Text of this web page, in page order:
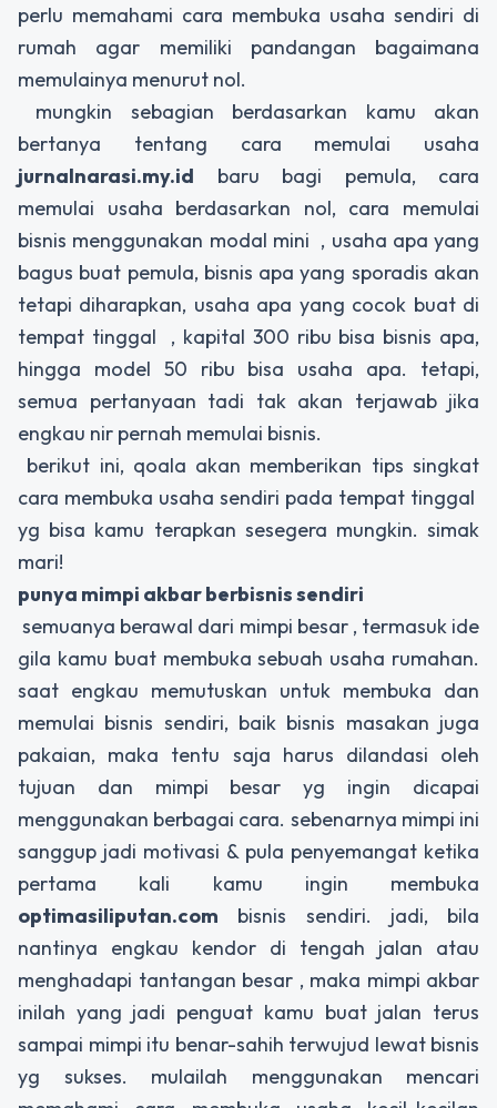
perlu memahami cara membuka usaha sendiri di
rumah agar memiliki pandangan bagaimana
memulainya menurut nol.
mungkin sebagian berdasarkan kamu akan
bertanya tentang cara memulai usaha
jurnalnarasi.my.id baru bagi pemula, cara
memulai usaha berdasarkan nol, cara memulai
bisnis menggunakan modal mini , usaha apa yang
bagus buat pemula, bisnis apa yang sporadis akan
tetapi diharapkan, usaha apa yang cocok buat di
tempat tinggal , kapital 300 ribu bisa bisnis apa,
hingga model 50 ribu bisa usaha apa. tetapi,
semua pertanyaan tadi tak akan terjawab jika
engkau nir pernah memulai bisnis.
berikut ini, qoala akan memberikan tips singkat
cara membuka usaha sendiri pada tempat tinggal
yg bisa kamu terapkan sesegera mungkin. simak
mari!
punya mimpi akbar berbisnis sendiri
semuanya berawal dari mimpi besar , termasuk ide
gila kamu buat membuka sebuah usaha rumahan.
saat engkau memutuskan untuk membuka dan
memulai bisnis sendiri, baik bisnis masakan juga
pakaian, maka tentu saja harus dilandasi oleh
tujuan dan mimpi besar yg ingin dicapai
menggunakan berbagai cara. sebenarnya mimpi ini
sanggup jadi motivasi & pula penyemangat ketika
pertama kali kamu ingin membuka
optimasiliputan.com bisnis sendiri. jadi, bila
nantinya engkau kendor di tengah jalan atau
menghadapi tantangan besar , maka mimpi akbar
inilah yang jadi penguat kamu buat jalan terus
sampai mimpi itu benar-sahih terwujud lewat bisnis
yg sukses. mulailah menggunakan mencari